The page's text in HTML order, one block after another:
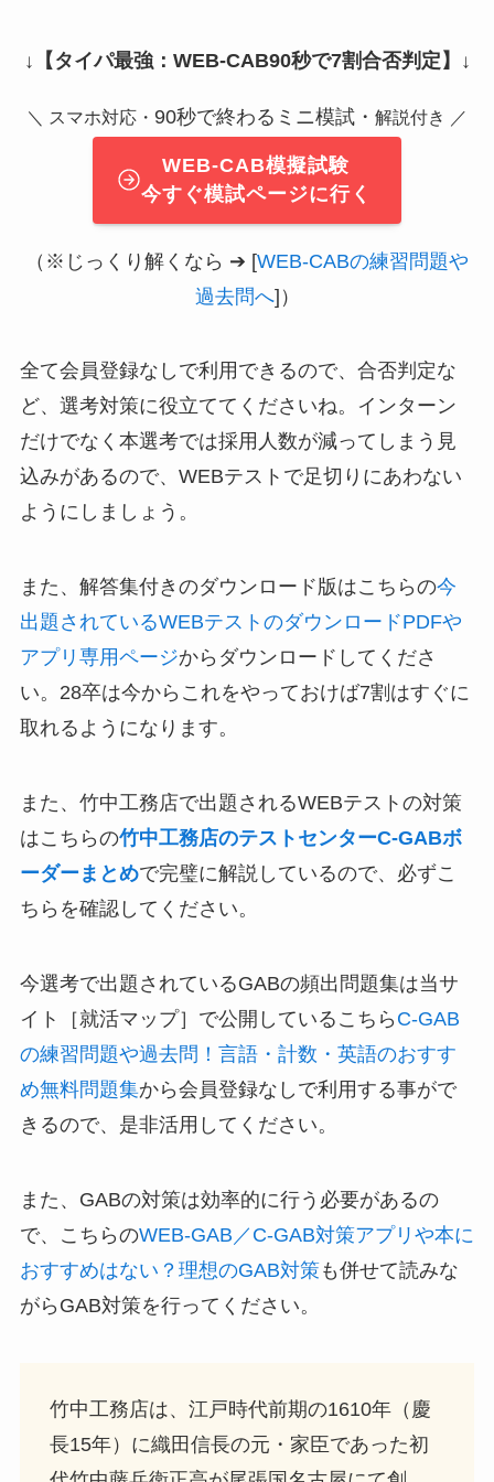
↓ 【タイパ最強：WEB-CAB90秒で7割合否判定】 ↓
＼ スマホ対応・ 90秒で終わるミニ模試・ 解説付き ／
WEB-CAB模擬試験
今すぐ模試ページに行く
（※じっくり解くなら ➔ [WEB-CABの練習問題や
過去問へ]）
全て会員登録なしで利用できるので、合否判定な
ど、選考対策に役立ててくださいね。インターン
だけでなく本選考では採用人数が減ってしまう見
込みがあるので、WEBテストで足切りにあわない
ようにしましょう。
また、解答集付きのダウンロード版はこちらの今
出題されているWEBテストのダウンロードPDFや
アプリ専用ページからダウンロードしてくださ
い。28卒は今からこれをやっておけば7割はすぐに
取れるようになります。
また、竹中工務店で出題されるWEBテストの対策
はこちらの竹中工務店のテストセンターC-GABボ
ーダーまとめで完璧に解説しているので、必ずこ
ちらを確認してください。
今選考で出題されているGABの頻出問題集は当サ
イト［就活マップ］で公開しているこちら C-GAB
の練習問題や過去問！言語・計数・英語のおすす
め無料問題集から会員登録なしで利用する事がで
きるので、是非活用してください。
また、GABの対策は効率的に行う必要があるの
で、こちらのWEB-GAB／C-GAB対策アプリや本に
おすすめはない？理想のGAB対策も併せて読みな
がらGAB対策を行ってください。
竹中工務店は、江戸時代前期の1610年（慶
長15年）に織田信長の元・家臣であった初